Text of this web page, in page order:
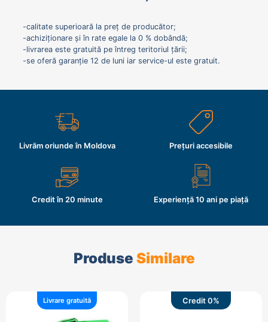
-calitate superioară la preț de producător;
-achiziționare și în rate egale la 0 % dobândă;
-livrarea este gratuită pe întreg teritoriul țării;
-se oferă garanție 12 de luni iar service-ul este gratuit.
Livrăm oriunde în Moldova Prețuri accesibile
Credit în 20 minute Experiență 10 ani pe piață
Produse Similare
Livrare gratuită Credit 0%